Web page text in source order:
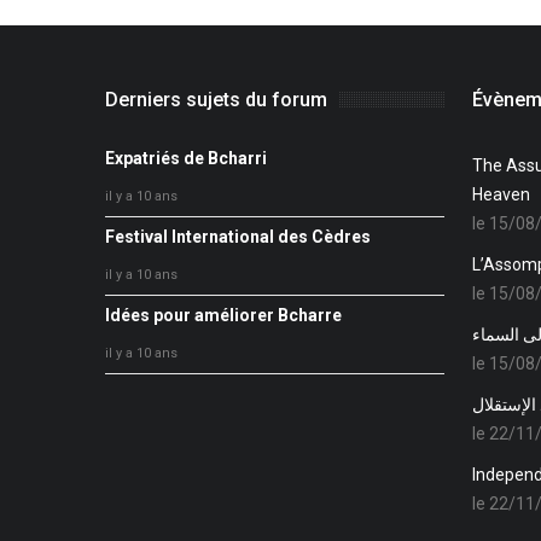
Derniers sujets du forum
Expatriés de Bcharri
il y a 10 ans
Festival International des Cèdres
il y a 10 ans
Idées pour améliorer Bcharre
il y a 10 ans
The
Heaven
le 15/
le 15/
السماء
le 15/
le 22/
le 22/